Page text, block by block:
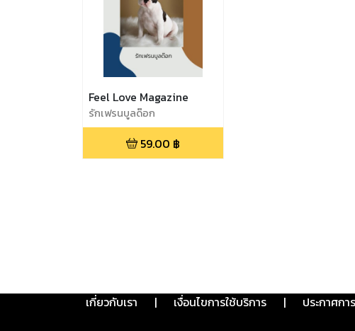
Feel Love Magazine
รักเฟรนบูลด๊อก
59.00 ฿
เกี่ยวกับเรา | เงื่อนไขการใช้บริการ | ประกาศก